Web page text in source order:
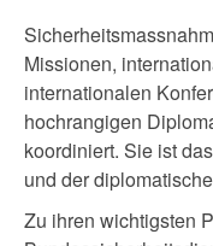
Missionen,
internationalen
hochrangigen
koordiniert. Sie ist
und der
Zu ihren wichtigsten